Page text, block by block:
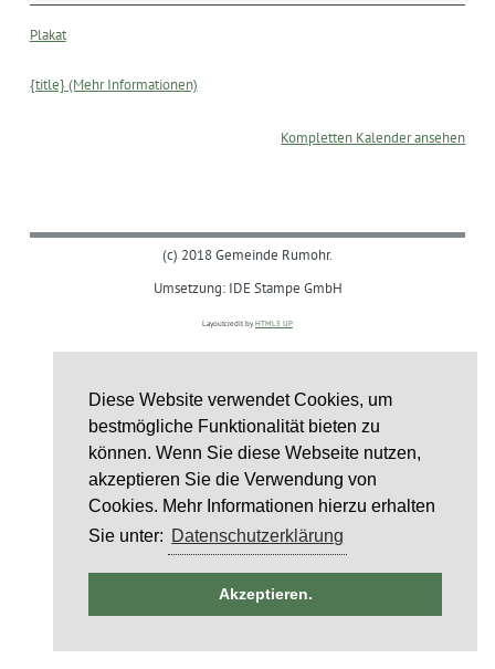
Diese Website verwendet Cookies, um
bestmögliche Funktionalität bieten zu
können. Wenn Sie diese Webseite nutzen,
akzeptieren Sie die Verwendung von
Cookies. Mehr Informationen hierzu erhalten
Sie unter: Datenschutzerklärung
Akzeptieren.
Plakat
{title} (Mehr Informationen)
Kompletten Kalender ansehen
(c) 2018 Gemeinde Rumohr.
Umsetzung: IDE Stampe GmbH
Layoutcredit by HTML5 UP